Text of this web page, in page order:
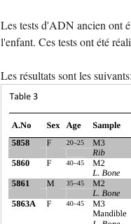
Les tests d'ADN ancien ont
l'enfant. Ces tests ont été
Les résultats sont les suivants: